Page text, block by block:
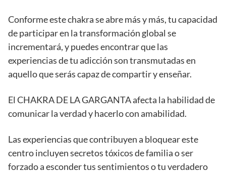
Conforme este chakra se abre más y más, tu capacidad
de participar en la transformación global se
incrementará, y puedes encontrar que las
experiencias de tu adicción son transmutadas en
aquello que serás capaz de compartir y enseñar.
El CHAKRA DE LA GARGANTA afecta la habilidad de
comunicar la verdad y hacerlo con amabilidad.
Las experiencias que contribuyen a bloquear este
centro incluyen secretos tóxicos de familia o ser
forzado a esconder tus sentimientos o tu verdadero